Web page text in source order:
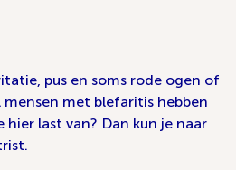
pus en soms rode ogen of
met blefaritis hebben
last van? Dan kun je naar